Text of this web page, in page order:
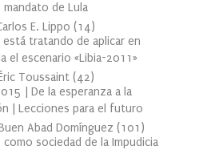
mandato de Lula
E. Lippo (14)
está tratando de aplicar en
el escenario «Libia-2011»
Toussaint (42)
| De la esperanza a la
| Lecciones para el futuro
Abad Domínguez (101 )
como sociedad de la Impudicia